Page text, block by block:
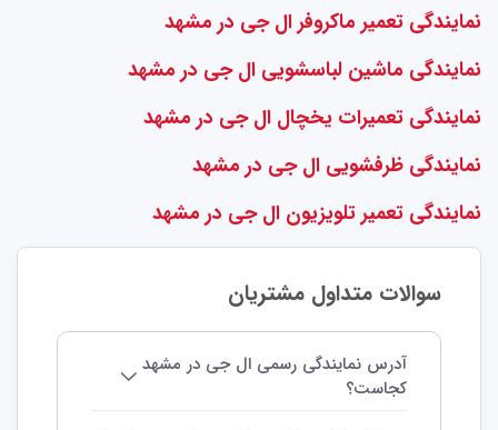
نمایندگی تعمیر ماکروفر ال جی در مشهد
نمایندگی ماشین لباسشویی ال جی در مشهد
نمایندگی تعمیرات یخچال ال جی در مشهد
نمایندگی ظرفشویی ال جی در مشهد
نمایندگی تعمیر تلویزیون ال جی در مشهد
سوالات متداول مشتریان
آدرس نمایندگی رسمی ال جی در مشهد
کجاست؟